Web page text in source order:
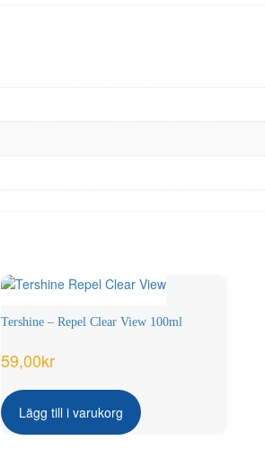
Tershine – Repel Clear View 100ml
59,00kr
Lägg till i varukorg